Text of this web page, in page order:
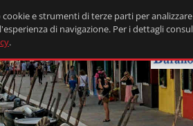
cookie e strumenti di terze parti per
di navigazione. Per i dettagli
.